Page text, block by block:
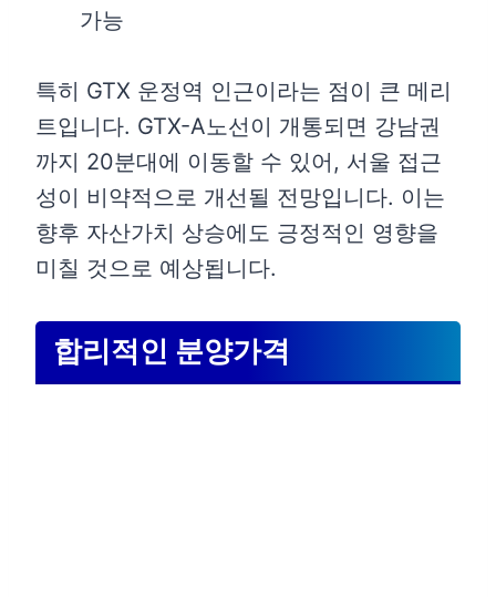
가능
특히 GTX 운정역 인근이라는 점이 큰 메리
트입니다. GTX-A노선이 개통되면 강남권
까지 20분대에 이동할 수 있어, 서울 접근
성이 비약적으로 개선될 전망입니다. 이는
향후 자산가치 상승에도 긍정적인 영향을
미칠 것으로 예상됩니다.
합리적인 분양가격